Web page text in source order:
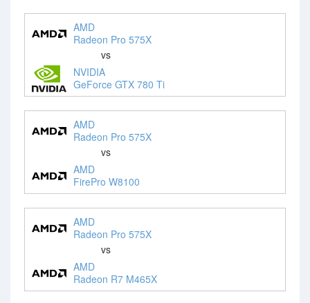
AMD
Radeon Pro 575X
vs
NVIDIA
GeForce GTX 780 Ti
AMD
Radeon Pro 575X
vs
AMD
FirePro W8100
AMD
Radeon Pro 575X
vs
AMD
Radeon R7 M465X